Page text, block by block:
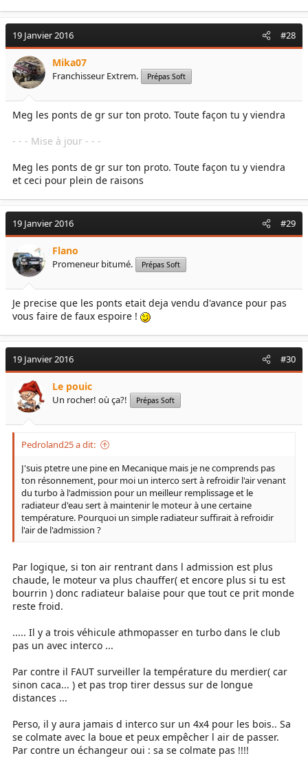
19 Janvier 2016 #28
Mika07
Franchisseur Extrem. Prépas Soft
Meg les ponts de gr sur ton proto. Toute façon tu y viendra
- - - Mise à jour - - -
Meg les ponts de gr sur ton proto. Toute façon tu y viendra
et ceci pour plein de raisons
19 Janvier 2016 #29
Flano
Promeneur bitumé. Prépas Soft
Je precise que les ponts etait deja vendu d'avance pour pas
vous faire de faux espoire !
19 Janvier 2016 #30
Le pouic
Un rocher! où ça?! Prépas Soft
Pedroland25 a dit:
J'suis ptetre une pine en Mecanique mais je ne comprends pas
ton résonnement, pour moi un interco sert à refroidir l'air venant
du turbo à l'admission pour un meilleur remplissage et le
radiateur d'eau sert à maintenir le moteur à une certaine
température. Pourquoi un simple radiateur suffirait à refroidir
l'air de l'admission ?
Par logique, si ton air rentrant dans l admission est plus
chaude, le moteur va plus chauffer( et encore plus si tu est
bourrin ) donc radiateur balaise pour que tout ce prit monde
reste froid.
..... Il y a trois véhicule athmopasser en turbo dans le club
pas un avec interco ...
Par contre il FAUT surveiller la température du merdier( car
sinon caca... ) et pas trop tirer dessus sur de longue
distances ...
Perso, il y aura jamais d interco sur un 4x4 pour les bois.. Sa
se colmate avec la boue et peux empêcher l air de passer.
Par contre un échangeur oui : sa se colmate pas !!!!